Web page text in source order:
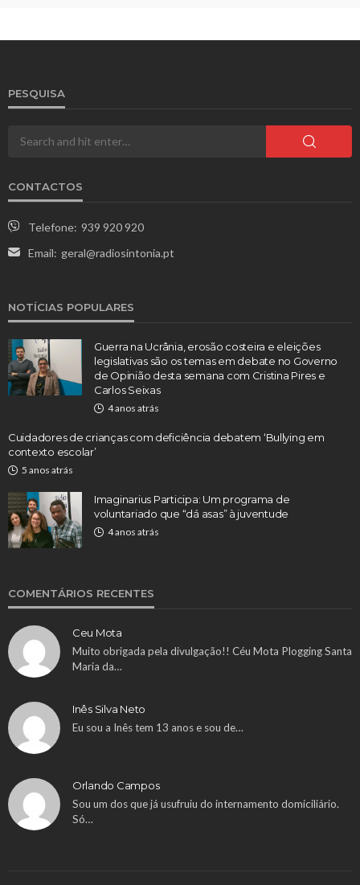
PESQUISA
CONTACTOS
Telefone: 939 920 920
Email: geral@radiosintonia.pt
NOTÍCIAS POPULARES
Guerra na Ucrânia, erosão costeira e eleições
legislativas são os temas em debate no Governo
de Opinião desta semana com Cristina Pires e
Carlos Seixas
4 anos atrás
Cuidadores de crianças com deficiência debatem ‘Bullying em
contexto escolar’
5 anos atrás
Imaginarius Participa: Um programa de
voluntariado que “dá asas” à juventude
4 anos atrás
COMENTÁRIOS RECENTES
Ceu Mota
Muito obrigada pela divulgação!! Céu Mota Plogging Santa
Maria da…
Inês Silva Neto
Eu sou a Inês tem 13 anos e sou de…
Orlando Campos
Sou um dos que já usufruiu do internamento domiciliário.
Só…